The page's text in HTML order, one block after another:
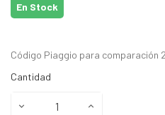
En Stock
Código Piaggio para comparación
Cantidad